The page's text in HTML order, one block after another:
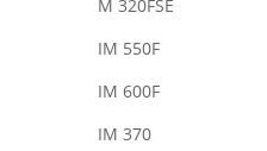
M 320FSE
IM 550F
IM 600F
IM 370